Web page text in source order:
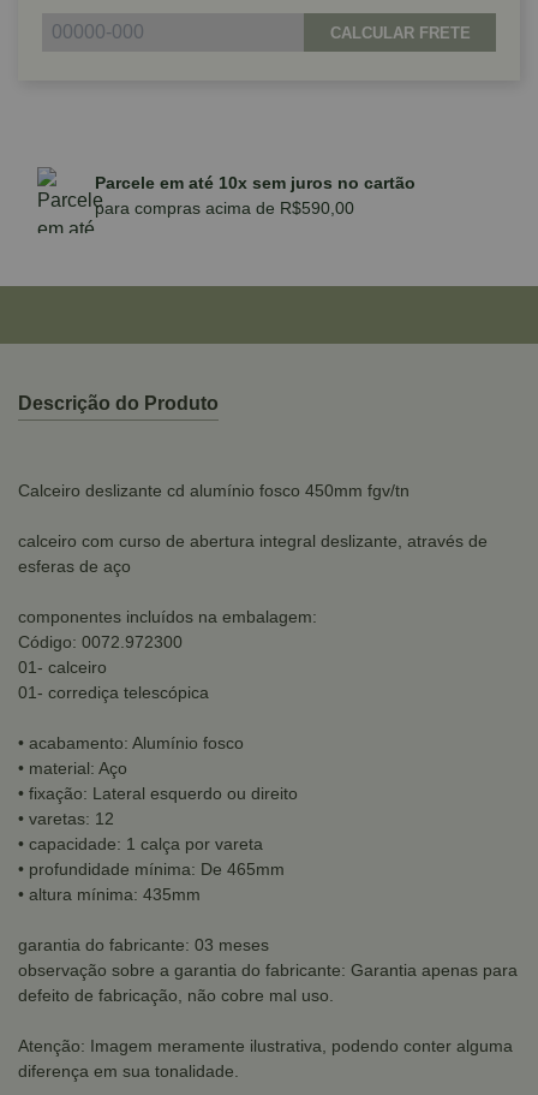
CALCULAR FRETE
Parcele em até 10x sem juros no cartão
para compras acima de R$590,00
Descrição do Produto
Calceiro deslizante cd alumínio fosco 450mm fgv/tn
calceiro com curso de abertura integral deslizante, através de
esferas de aço
componentes incluídos na embalagem:
Código: 0072.972300
01- calceiro
01- corrediça telescópica
• acabamento: Alumínio fosco
• material: Aço
• fixação: Lateral esquerdo ou direito
• varetas: 12
• capacidade: 1 calça por vareta
• profundidade mínima: De 465mm
• altura mínima: 435mm
garantia do fabricante: 03 meses
observação sobre a garantia do fabricante: Garantia apenas para
defeito de fabricação, não cobre mal uso.
Atenção: Imagem meramente ilustrativa, podendo conter alguma
diferença em sua tonalidade.